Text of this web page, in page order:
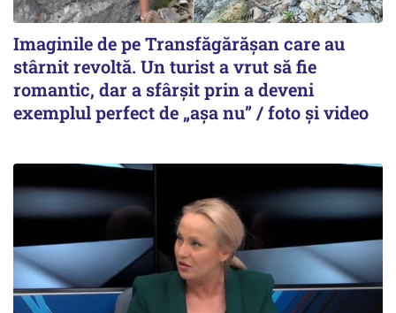
Imaginile de pe Transfăgărășan care au
stârnit revoltă. Un turist a vrut să fie
romantic, dar a sfârșit prin a deveni
exemplul perfect de „așa nu” / foto și video